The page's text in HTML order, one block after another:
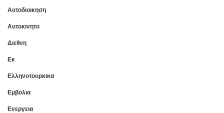
Αυτοδιοικηση
Αυτοκινητο
Διεθνη
Εκ
Ελληνοτουρκικα
Εμβολια
Ενεργεια